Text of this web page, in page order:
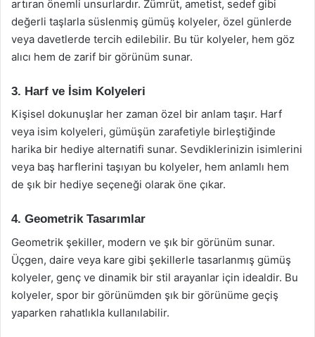
artıran önemli unsurlardır. Zümrüt, ametist, sedef gibi
değerli taşlarla süslenmiş gümüş kolyeler, özel günlerde
veya davetlerde tercih edilebilir. Bu tür kolyeler, hem göz
alıcı hem de zarif bir görünüm sunar.
3. Harf ve İsim Kolyeleri
Kişisel dokunuşlar her zaman özel bir anlam taşır. Harf
veya isim kolyeleri, gümüşün zarafetiyle birleştiğinde
harika bir hediye alternatifi sunar. Sevdiklerinizin isimlerini
veya baş harflerini taşıyan bu kolyeler, hem anlamlı hem
de şık bir hediye seçeneği olarak öne çıkar.
4. Geometrik Tasarımlar
Geometrik şekiller, modern ve şık bir görünüm sunar.
Üçgen, daire veya kare gibi şekillerle tasarlanmış gümüş
kolyeler, genç ve dinamik bir stil arayanlar için idealdir. Bu
kolyeler, spor bir görünümden şık bir görünüme geçiş
yaparken rahatlıkla kullanılabilir.